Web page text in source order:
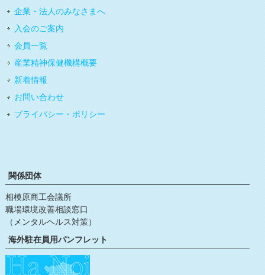
企業・法人のみなさまへ
入会のご案内
会員一覧
産業精神保健機構概要
新着情報
お問い合わせ
プライバシー・ポリシー
関係団体
相模原商工会議所
職場環境改善相談窓口
（メンタルヘルス対策）
海外駐在員用パンフレット